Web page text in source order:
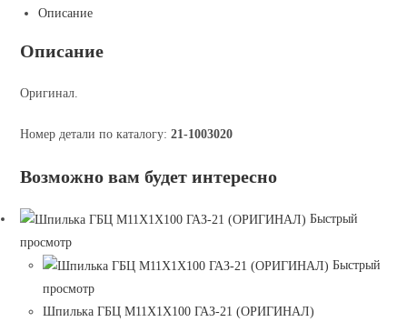
Описание
Описание
Оригинал.
Номер детали по каталогу:21-1003020
Возможно вам будет интересно
Быстрый
просмотр
Быстрый
просмотр
Шпилька ГБЦ М11Х1Х100 ГАЗ-21 (ОРИГИНАЛ)